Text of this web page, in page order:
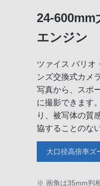
24-600mm
エンジン
ツァイス バリオ
ンズ交換式カメ
写真から、スポ
に撮影できます
り、被写体の質
協することのな
大口径高倍率ズ
※ 画角は35mm判